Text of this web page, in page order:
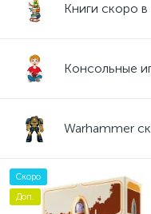
Книги скоро
Консольные
Warhammer
Скоро
Доп.